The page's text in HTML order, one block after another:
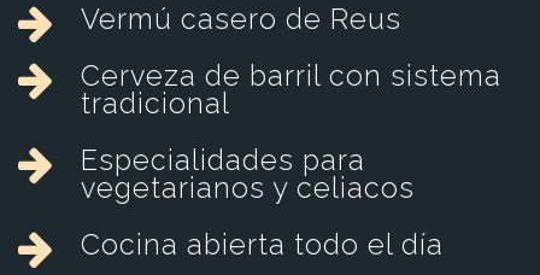
Vermú casero de Reus
Cerveza de barril con sistema
tradicional
Especialidades para
vegetarianos y celiacos
Cocina abierta todo el día